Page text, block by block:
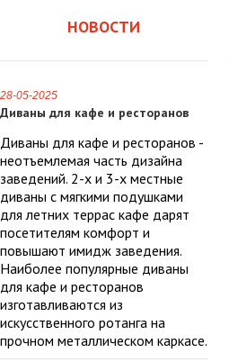
НОВОСТИ
28-05-2025
Диваны для кафе и ресторанов
Диваны для кафе и ресторанов -
неотъемлемая часть дизайна
заведений. 2-х и 3-х местные
диваны с мягкими подушками
для летних террас кафе дарят
посетителям комфорт и
повышают имидж заведения.
Наиболее популярные диваны
для кафе и ресторанов
изготавливаются из
искусственного ротанга на
прочном металлическом каркасе.